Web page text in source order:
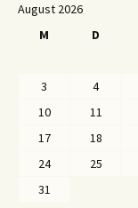
August 2026
M
D
3
4
10
11
17
18
24
25
31